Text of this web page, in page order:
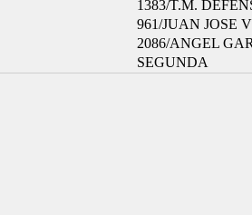
1383/T.M.
961/JUAN JOSE
2086/ANGEL
SEGUNDA